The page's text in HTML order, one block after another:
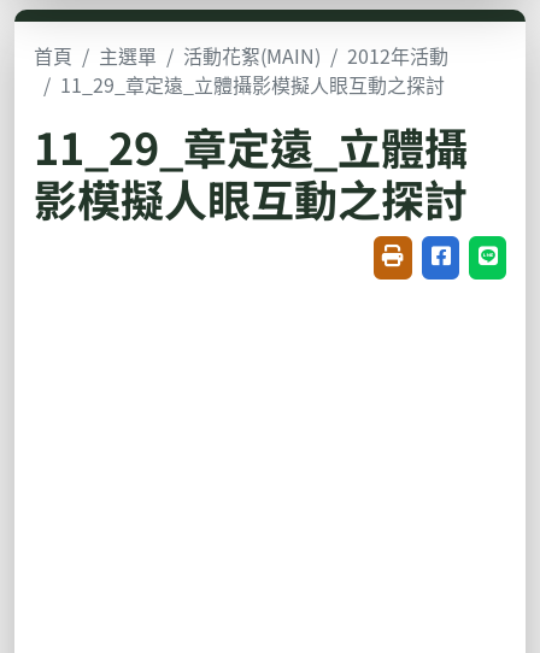
首頁 主選單 活動花絮(MAIN)
2012年活動
11_29_章定遠_立體攝影模擬人眼互動之探討
11_29_章定遠_立體攝
影模擬人眼互動之探討
友善列印(開新視
分享至臉書
分享